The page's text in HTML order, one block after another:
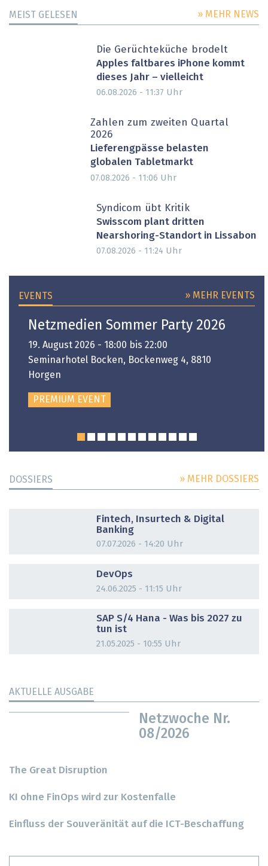
MEIST GELESEN » MEHR NEWS
Die Gerüchteküche brodelt
Apples faltbares iPhone kommt
dieses Jahr – vielleicht
06.08.2026 - 11:37 Uhr
Zahlen zum zweiten Quartal
2026
Lieferengpässe belasten
globalen Tabletmarkt
07.08.2026 - 11:06 Uhr
Syndicom übt Kritik
Swisscom plant dritten
Nearshoring-Standort in Lissabon
07.08.2026 - 11:24 Uhr
EVENTS » MEHR EVENTS
Netzmedien Sommer Party 2026
19. August 2026 - 18:00 bis 22:00
Seminarhotel Bocken, Bockenweg 4, 8810
Horgen
PREMIUM EVENT
DOSSIERS » MEHR DOSSIERS
Fintech, Insurtech & Digital
Banking
07.07.2026 - 14:20 Uhr
DevOps
24.06.2025 - 11:15 Uhr
SAP S/4 Hana - Was bis 2027 zu
tun ist
21.05.2025 - 10:55 Uhr
AKTUELLE AUSGABE
Netzwoche Nr.
08/2026
The Great Disruption
KI ohne FinOps wird zur Kostenfalle
Einfluss der Souveränität auf die ICT-Beschaffung